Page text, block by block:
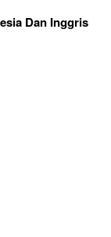
Dan Inggris